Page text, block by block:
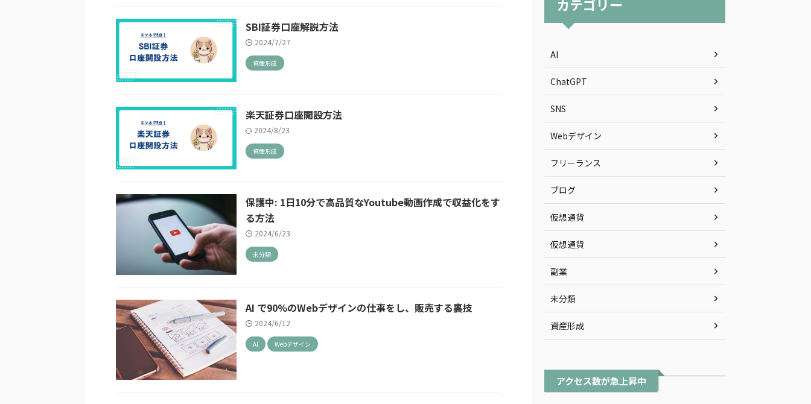
SBI証券口座解説方法
2024/7/27
資産形成
楽天証券口座開設方法
2024/8/23
資産形成
保護中: 1日10分で高品質なYoutube動画作成で収益化をす
る方法
2024/6/23
未分類
AI で90%のWebデザインの仕事をし、販売する裏技
2024/6/12
AI Webデザイン
カテゴリー
AI
ChatGPT
SNS
Webデザイン
フリーランス
ブログ
仮想通貨
仮想通貨
副業
未分類
資産形成
アクセス数が急上昇中